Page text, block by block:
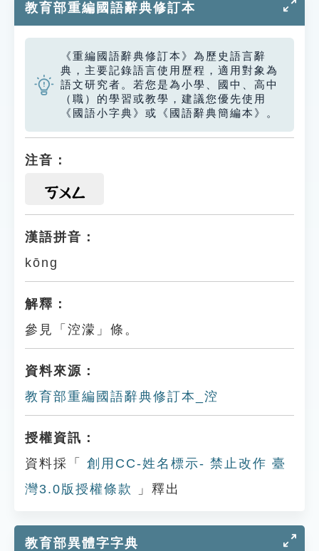
教育部重編國語辭典修訂本
《重編國語辭典修訂本》為歷史語言辭
典，主要記錄語言使用歷程，適用對象為
語文研究者。若您是為小學、國中、高中
（職）的學習或教學，建議您優先使用
《國語小字典》或《國語辭典簡編本》。
注音：
ㄎㄨㄥ
漢語拼音：
kōng
解釋：
參見「涳濛」條。
資料來源：
教育部重編國語辭典修訂本_涳
授權資訊：
資料採「
創用CC-姓名標示- 禁止改作 臺
灣3.0版授權條款
」釋出
教育部異體字字典